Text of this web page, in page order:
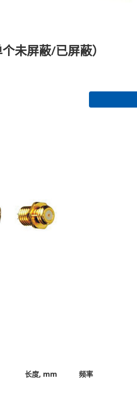
未屏蔽/已屏蔽）
长度, mm 频率